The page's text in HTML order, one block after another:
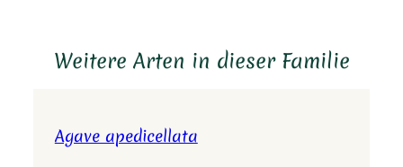
Weitere Arten in dieser Familie
Agave apedicellata